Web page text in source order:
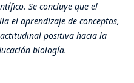
Se concluye que el
el aprendizaje de conceptos,
positiva hacia la
biología.